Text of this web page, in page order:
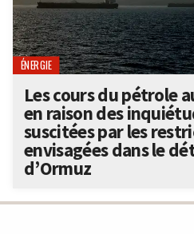
ÉNERGIE
Les cours du pétrole
en raison des
suscitées par les
envisagées dans le
d’Ormuz